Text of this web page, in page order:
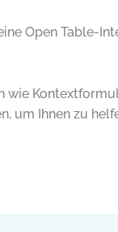
Open Table-
um Ihnen zu